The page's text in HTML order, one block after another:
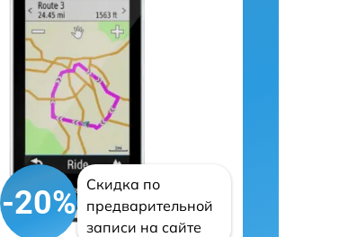
-20%
Скидка по
предварительной
записи на сайте